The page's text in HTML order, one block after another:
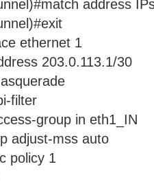
address
ethernet 1
203.0.113.1/30
filter
group in eth1_IN
adjust-mss auto
policy 1